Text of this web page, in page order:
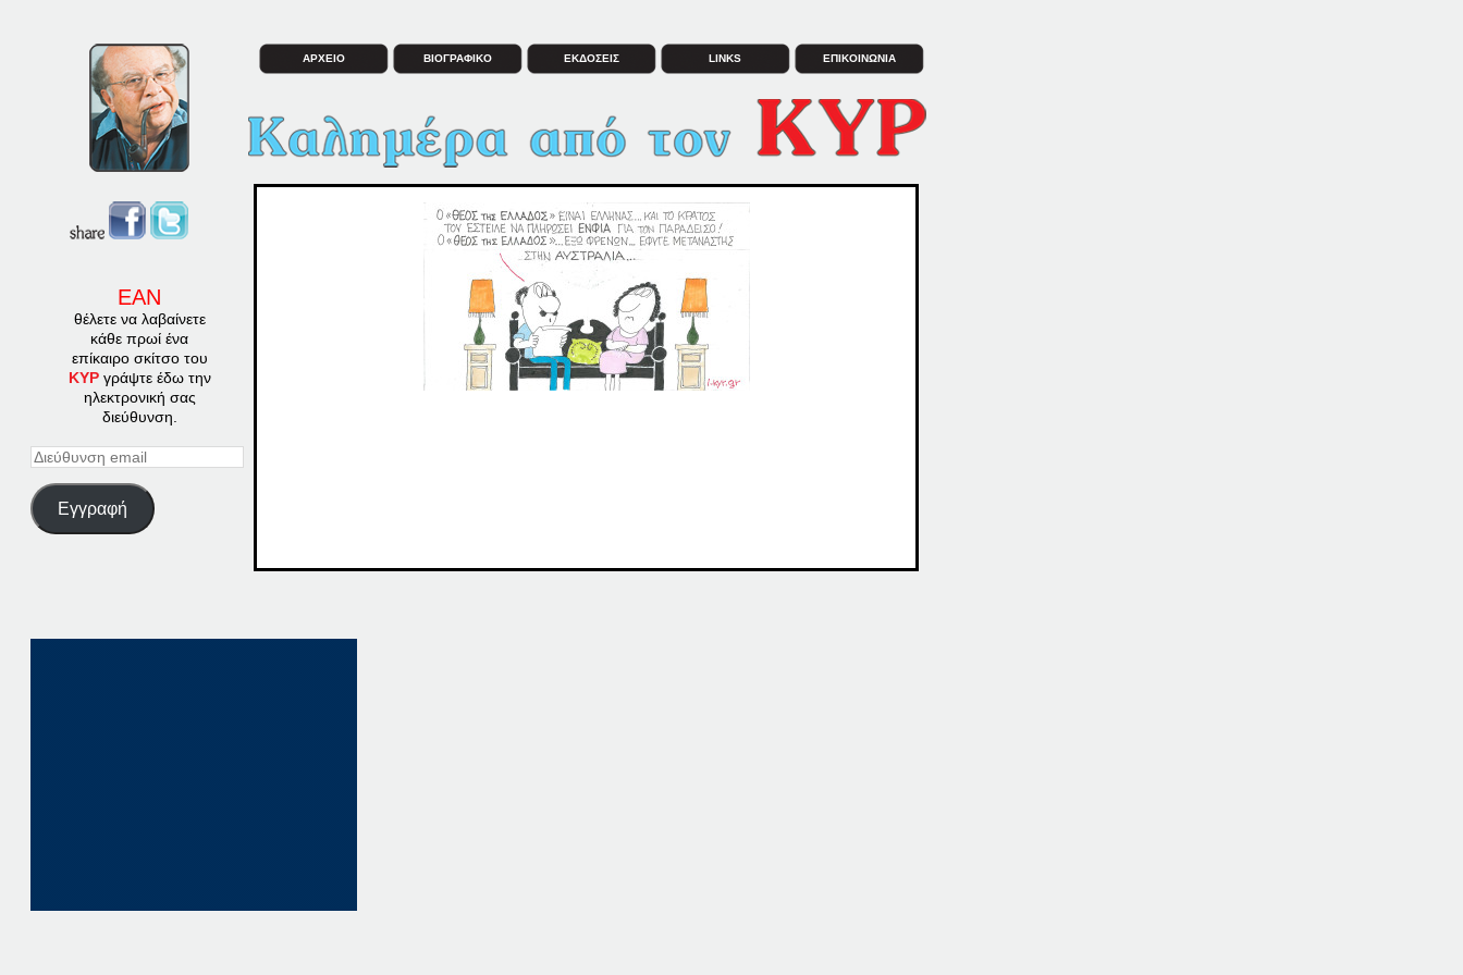
ΕΑΝ
θέλετε να λαβαίνετε
κάθε πρωί ένα
επίκαιρο σκίτσο του
ΚΥΡγράψτε έδω την
ηλεκτρονική σας
διεύθυνση.
Διεύθυνση
Εγγραφή
ΑΡΧΕΙΟ ΒΙΟΓΡΑΦΙΚΟ ΕΚΔΟΣΕΙΣ LINKS ΕΠΙΚΟΙΝΩΝΙΑ